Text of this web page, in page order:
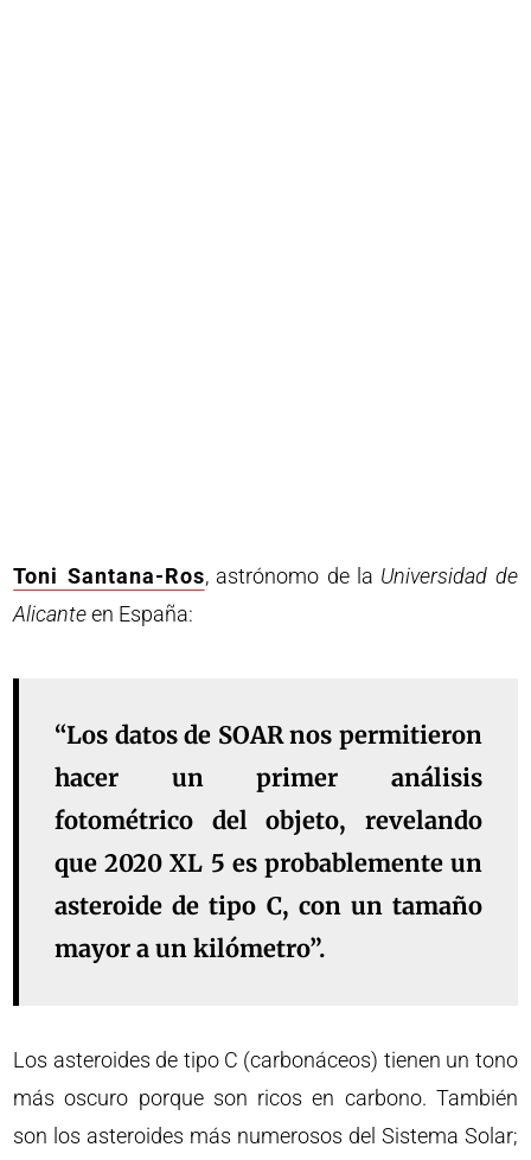
Toni Santana-Ros, astrónomo de la Universidad de
Alicanteen España:
“Los datos de SOAR nos permitieron
hacer un primer análisis
fotométrico del objeto, revelando
que 2020 XL 5 es probablemente un
asteroide de tipo C, con un tamaño
mayor a un kilómetro”.
Los asteroides de tipo C (carbonáceos) tienen un tono
más oscuro porque son ricos en carbono. También
son los asteroides más numerosos del Sistema Solar;